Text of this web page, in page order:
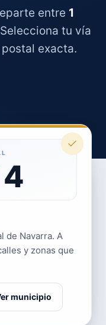
entre 1
tu vía
exacta.
de Navarra. A
y zonas que
municipio